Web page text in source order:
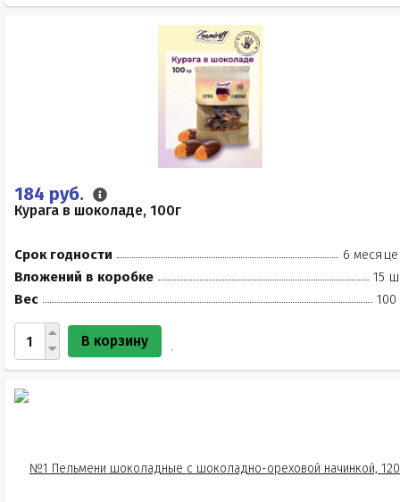
184 руб.
Курага в шоколаде, 100г
Срок годности
6
Вложений в коробке
15
Вес
100
В корзину